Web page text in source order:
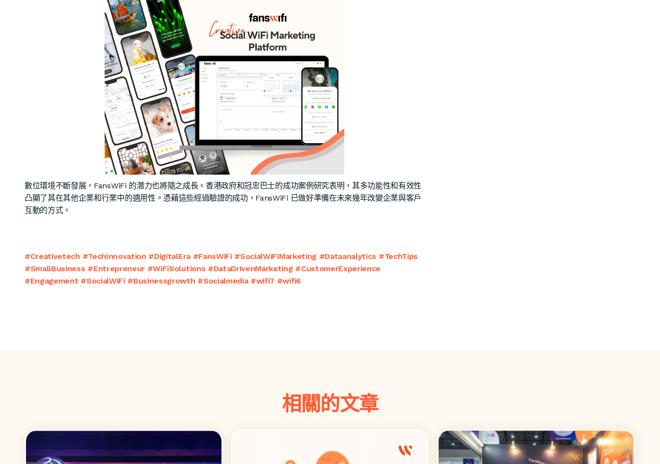
數位環境不斷發展，FansWiFi 的潛力也將隨之成長。香港政府和冠忠巴士的成功案例研究表明，其多功能性和有效性
凸顯了其在其他企業和行業中的適用性。憑藉這些經過驗證的成功，FansWiFi 已做好準備在未來幾年改變企業與客戶
互動的方式。
#Creativetech #TechInnovation #DigitalEra #FansWiFi #SocialWiFiMarketing #Dataanalytics #TechTips
#SmallBusiness #Entrepreneur #WiFiSolutions #DataDrivenMarketing #CustomerExperience
#Engagement #SocialWiFi #Businessgrowth #Socialmedia #wifi7 #wifi6
相關的文章